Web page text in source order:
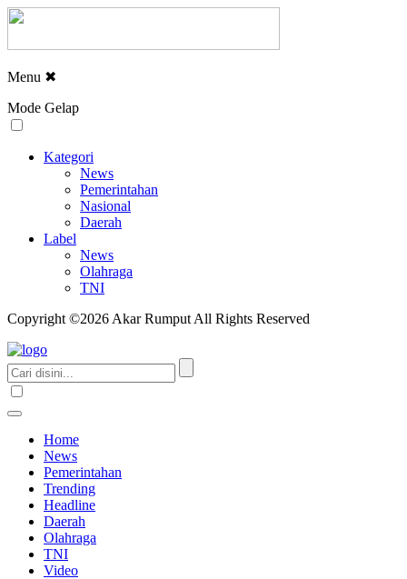
Menu ✖
Mode Gelap
Kategori
News
Pemerintahan
Nasional
Daerah
Label
News
Olahraga
TNI
Copyright ©2026 Akar Rumput All Rights Reserved
Home
News
Pemerintahan
Trending
Headline
Daerah
Olahraga
TNI
Video